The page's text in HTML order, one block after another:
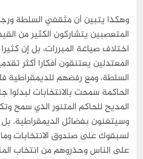
وهكذا يتبين أن مثقفي السلطة
المتعصبين يتشاركون الكثير من
اختلاف صياغة المبررات، بل إن
المعتدلين يعتنقون أفكارا أكثر
السلطة، ومع رفضهم للديمقراطية
الحاكمة سمحت بالانتخابات لبدلوا
المديح للحاكم المتنور الذي سمح
وسيتغنون بفضائل الديمقراطية.
لسبقوك على صندوق الانتخابات
على الناس وحذروهم من انتخاب